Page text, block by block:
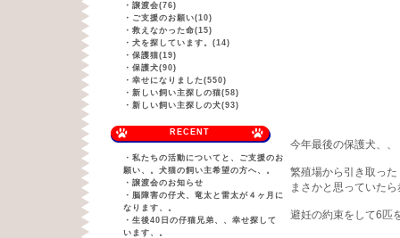
・ 譲渡会(76)
・ ご支援のお願い(10)
・ 救えなかった命(15)
・ 犬を探しています。(14)
・ 保護猫(19)
・ 保護犬(90)
・ 幸せになりました(550)
・ 新しい飼い主探しの猫(58)
・ 新しい飼い主探しの犬(93)
RECENT
・ 私たちの活動についてと、ご支援のお
願い、。犬猫の飼い主希望の方へ、。
・ 譲渡会のお知らせ
・ 脳障害の仔犬、竜太と雷太が４ヶ月に
なります、。
・ 生後40日の仔猫兄弟、、幸せ探して
います、。
今年最後の保護犬、
繁殖場から引き取っ
まさかと思っていた
避妊の約束をして6匹